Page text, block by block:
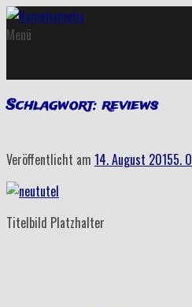
Menü
Schlagwort: reviews
Veröffentlicht am 14. August 20155.
Titelbild Platzhalter